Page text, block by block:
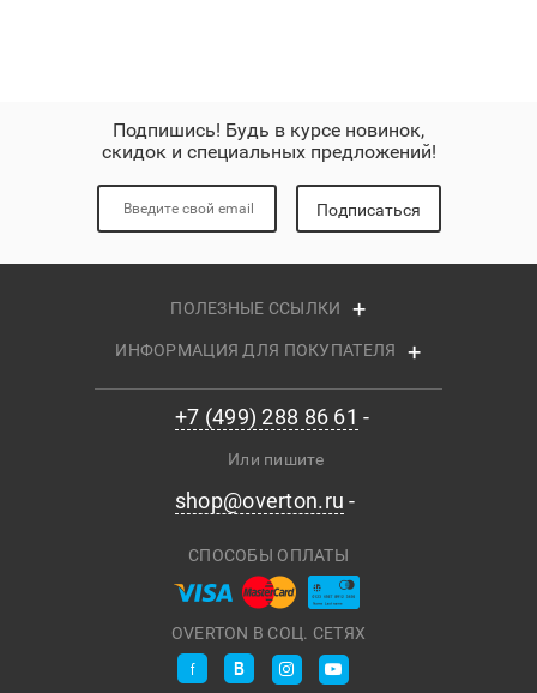
Подпишись! Будь в курсе новинок,
скидок и специальных предложений!
Подписаться
ПОЛЕЗНЫЕ ССЫЛКИ
ИНФОРМАЦИЯ ДЛЯ ПОКУПАТЕЛЯ
+7 (499) 288 86 61
Или пишите
shop@overton.ru
OVERTON В СОЦ. СЕТЯХ
СПОСОБЫ ОПЛАТЫ